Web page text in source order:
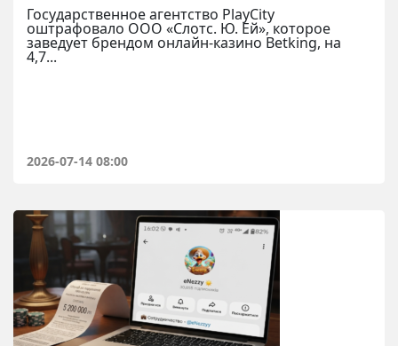
Государственное агентство PlayCity
оштрафовало ООО «Слотс. Ю. Ей», которое
заведует брендом онлайн-казино Betking, на
4,7...
2026-07-14 08:00